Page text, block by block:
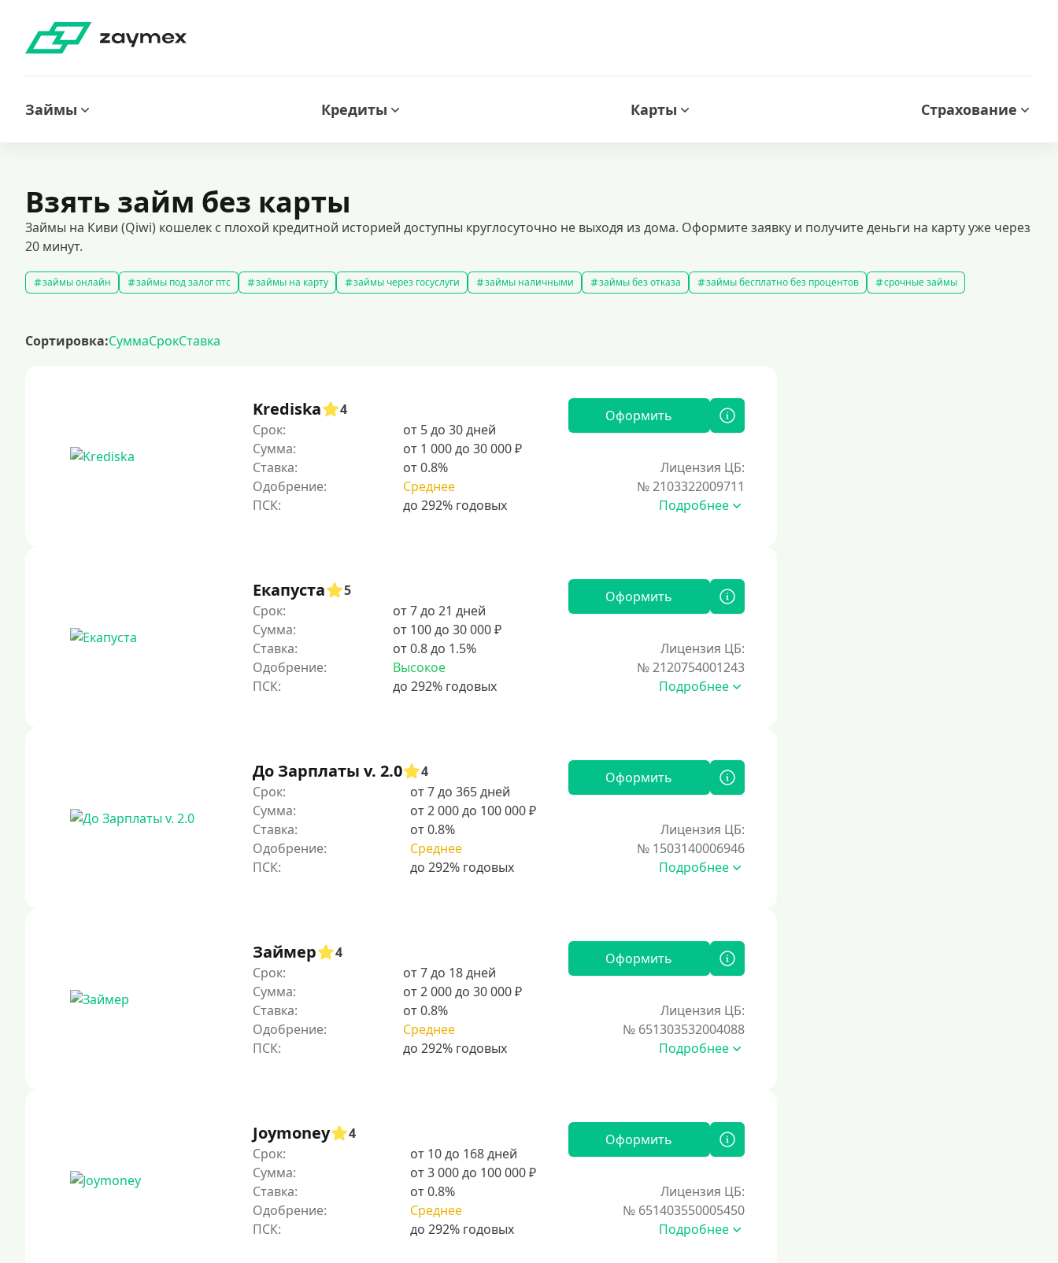
Займы Кредиты Карты Страхование
Взять займ без карты
Займы на Киви (Qiwi) кошелек с плохой кредитной историей доступны круглосуточно не выходя из дома. Оформите заявку и получите деньги на карту уже через
20 минут.
займы онлайн займы под залог птс займы на карту займы через госуслуги займы наличными займы без отказа займы бесплатно без процентов
срочные займы
Сортировка:СуммаСрокСтавка
Krediska
4
Срок:
от 5 до 30 дней
Сумма:
от 1 000 до 30 000 ₽
Ставка:
от 0.8%
Одобрение:
Среднее
Оформить
Лицензия ЦБ:
№ 2103322009711
Подробнее
Екапуста
5
Срок:
от 7 до 21 дней
Сумма:
от 100 до 30 000 ₽
Ставка:
от 0.8 до 1.5%
Одобрение:
Высокое
Оформить
Лицензия ЦБ:
№ 2120754001243
Подробнее
До Зарплаты v. 2.0
4
Срок:
от 7 до 365 дней
Сумма:
от 2 000 до 100 000 ₽
Ставка:
от 0.8%
Одобрение:
Среднее
Оформить
Лицензия ЦБ:
№ 1503140006946
Подробнее
Займер
4
Срок:
от 7 до 18 дней
Сумма:
от 2 000 до 30 000 ₽
Ставка:
от 0.8%
Одобрение:
Среднее
Оформить
Лицензия ЦБ:
№ 651303532004088
Подробнее
Joymoney
4
Срок:
от 10 до 168 дней
Сумма:
от 3 000 до 100 000 ₽
Ставка:
от 0.8%
Одобрение:
Среднее
Оформить
Лицензия ЦБ:
№ 651403550005450
Подробнее